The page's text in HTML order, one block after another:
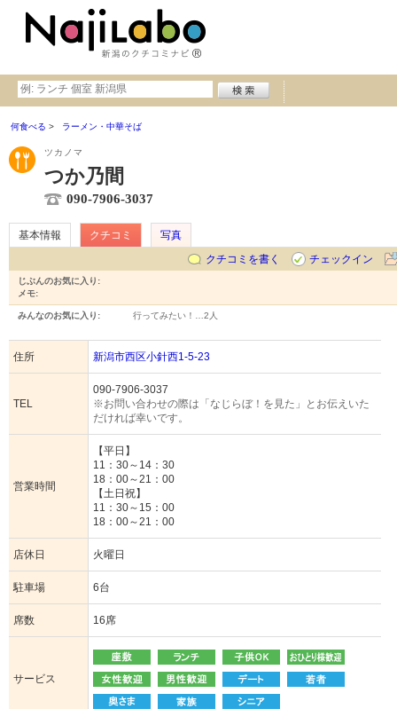
何食べる ラーメン・中華そば
ツカノマ
つか乃間
090-7906-3037
基本情報 クチコミ
写真
クチコミを書く
チェックイン
じぶんのお気に入り:
メモ:
みんなのお気に入り: 行ってみたい！… 2人
住所 新潟市西区小針西1-5-23
TEL
090-7906-3037
※お問い合わせの際は「なじらぼ！を見た」とお伝えいた
だければ幸いです。
営業時間
【平日】
11：30～14：30
18：00～21：00
【土日祝】
11：30～15：00
18：00～21：00
店休日 火曜日
駐車場 6台
席数 16席
サービス